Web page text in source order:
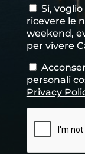
Consenso
newsletter
Si,
ricevere le
weekend,
per vivere
Consenso*
personali
Privacy